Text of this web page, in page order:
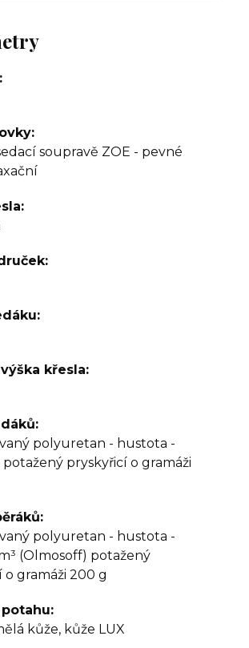
soupravě ZOE - pevné
křesla
polyuretan - hustota -
potažený pryskyřicí o gramáži
polyuretan - hustota -
(Olmosoff) potažený
o gramáži 200 g
kůže, kůže LUX